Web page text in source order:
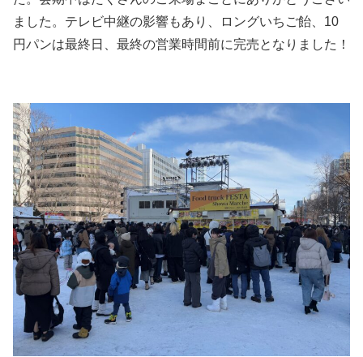
ました。テレビ中継の影響もあり、ロングいちご飴、10
円パンは最終日、最終の営業時間前に完売となりました！